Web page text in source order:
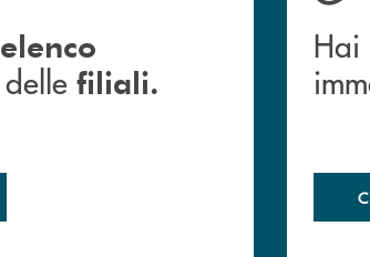
elenco
delle filiali.
Hai